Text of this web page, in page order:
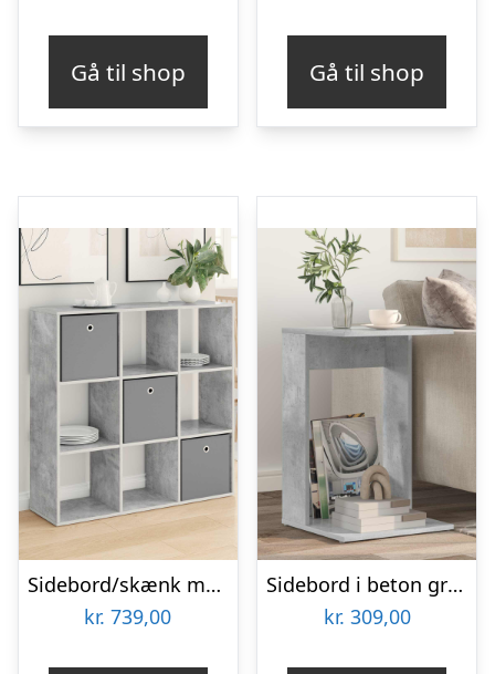
Gå til shop Gå til shop
Sidebord/skænk med skuffer – beton grå, 102 × 31 × 99,5 cm
kr. 739,00
Sidebord i beton grå – konstrueret træ, 40 × 38 × 62,5 cm
kr. 309,00